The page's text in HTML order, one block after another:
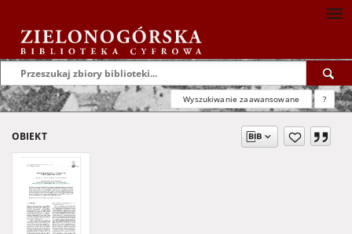
Wyszukiwanie zaawansowane ?
OBIEKT